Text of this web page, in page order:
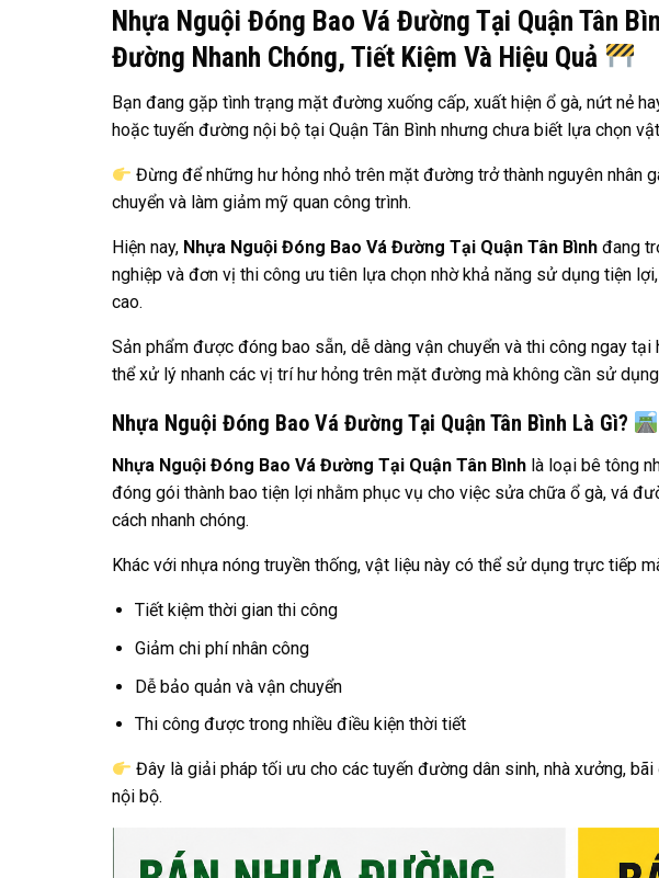
Nhựa Nguội Đóng Bao Vá Đường Tại Quận Tân
Đường Nhanh Chóng, Tiết Kiệm Và Hiệu Quả
Bạn đang gặp tình trạng mặt đường xuống cấp, xuất hiện ổ gà, nứt nẻ
hoặc tuyến đường nội bộ tại Quận Tân Bình nhưng chưa biết lựa chọn
Đừng để những hư hỏng nhỏ trên mặt đường trở thành nguyên nhân
chuyển và làm giảm mỹ quan công trình.
Hiện nay, Nhựa Nguội Đóng Bao Vá Đường Tại Quận Tân Bình đang
nghiệp và đơn vị thi công ưu tiên lựa chọn nhờ khả năng sử dụng tiện
cao.
Sản phẩm được đóng bao sẵn, dễ dàng vận chuyển và thi công ngay
thể xử lý nhanh các vị trí hư hỏng trên mặt đường mà không cần sử
Nhựa Nguội Đóng Bao Vá Đường Tại Quận Tân Bình Là Gì?
Nhựa Nguội Đóng Bao Vá Đường Tại Quận Tân Bình là loại bê tông
đóng gói thành bao tiện lợi nhằm phục vụ cho việc sửa chữa ổ gà, vá
cách nhanh chóng.
Khác với nhựa nóng truyền thống, vật liệu này có thể sử dụng trực tiếp
Tiết kiệm thời gian thi công
Giảm chi phí nhân công
Dễ bảo quản và vận chuyển
Thi công được trong nhiều điều kiện thời tiết
Đây là giải pháp tối ưu cho các tuyến đường dân sinh, nhà xưởng,
nội bộ.